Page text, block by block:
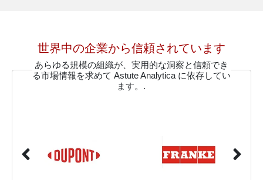
世界中の企業から信頼されています
あらゆる規模の組織が、実用的な洞察と信頼でき
る市場情報を求めて Astute Analytica に依存してい
ます。.